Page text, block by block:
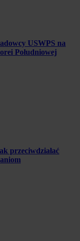
USWPS na
Południowej
przeciwdziałać